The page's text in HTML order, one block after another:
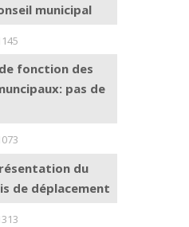
municipal
fonction des
pas de
du
de déplacement